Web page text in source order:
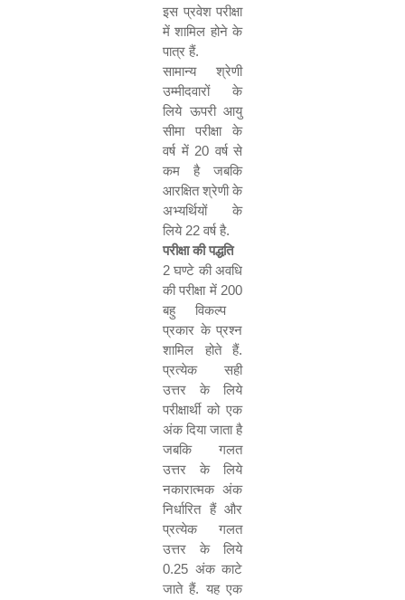
इस प्रवेश परीक्षा
में शामिल होने के
पात्र हैं.
सामान्य श्रेणी
उम्मीदवारों के
लिये ऊपरी आयु
सीमा परीक्षा के
वर्ष में 20 वर्ष से
कम है जबकि
आरक्षित श्रेणी के
अभ्यर्थियों के
लिये 22 वर्ष है.
परीक्षा की पद्धति
2 घण्टे की अवधि
की परीक्षा में 200
बहु विकल्प
प्रकार के प्रश्न
शामिल होते हैं.
प्रत्येक सही
उत्तर के लिये
परीक्षार्थी को एक
अंक दिया जाता है
जबकि गलत
उत्तर के लिये
नकारात्मक अंक
निर्धारित हैं और
प्रत्येक गलत
उत्तर के लिये
0.25 अंक काटे
जाते हैं. यह एक